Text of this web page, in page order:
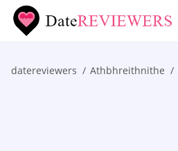
datereviewers Athbhreithnithe